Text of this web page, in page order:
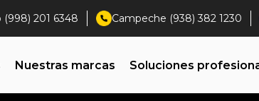
201 6348 Campeche (938) 382 1230
Nuestras marcas Soluciones